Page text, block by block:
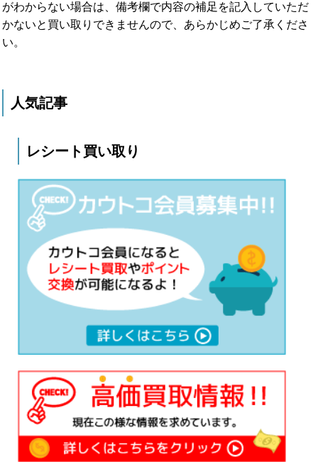
がわからない場合は、備考欄で内容の補足を記入していただ
かないと買い取りできませんので、あらかじめご了承くださ
い。
人気記事
レシート買い取り